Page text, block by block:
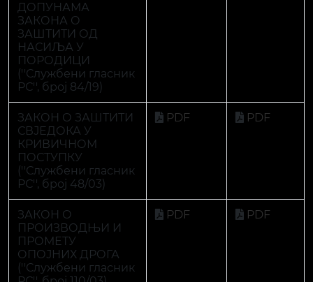
ЗАКОН О
ПРОИЗВОДЊИ И
ПРОМЕТУ
ОПОЈНИХ ДРОГА
(''Службени гласник
РС'', број 110/03)
ИСПРАВКА ЗАКОНА
О ПРОИЗВОДЊИ И
ПРОМЕТУ
ОПОЈНИХ ДРОГА
(''Службени гласник
РС'', број 29/04)
PDF PDF
ЗАКОН О
ПРЕКРШАЈИМА
РЕПУБЛИКЕ
СРПСКЕ (''Службени
гласник РС'', број
PDF PDF